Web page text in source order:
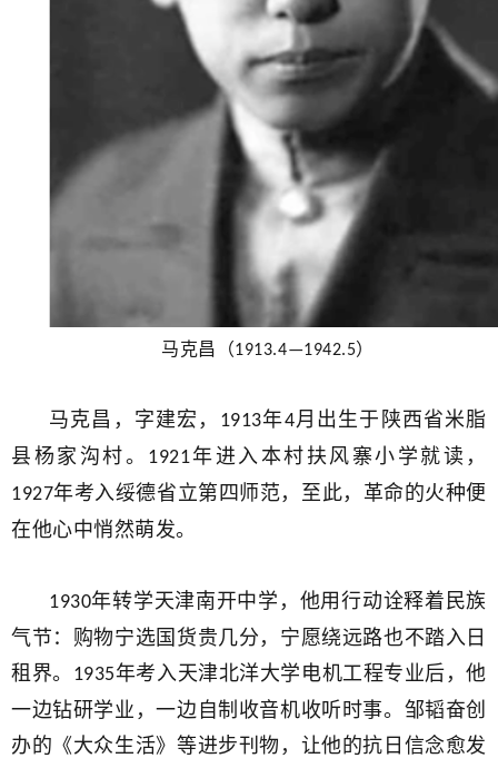
马克昌 （1913.4—1942.5）
马克昌，字建宏， 1913年4月出生于陕西省米脂
县杨家沟村。 1921年进入本村扶风寨小学就读，
1927年考入绥德省立第四师范，至此，革命的火种便
在他心中悄然萌发。
1930年转学天津南开中学，他用行动诠释着民族
气节：购物宁选国货贵几分，宁愿绕远路也不踏入日
租界。 1935年考入天津北洋大学电机工程专业后，他
一边钻研学业，一边自制收音机收听时事。邹韬奋创
办的《大众生活》等进步刊物，让他的抗日信念愈发